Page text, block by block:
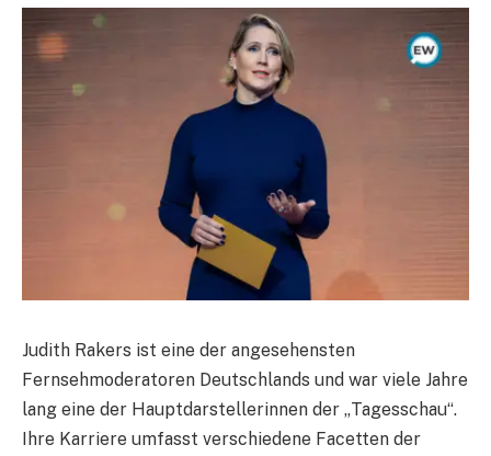
Judith Rakers ist eine der angesehensten
Fernsehmoderatoren Deutschlands und war viele Jahre
lang eine der Hauptdarstellerinnen der „Tagesschau“.
Ihre Karriere umfasst verschiedene Facetten der